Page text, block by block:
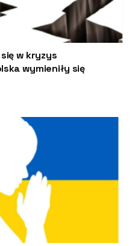
w kryzys
wymieniły się